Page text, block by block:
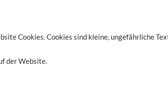
Cookies. Cookies sind kleine, ungefährliche
der Website.